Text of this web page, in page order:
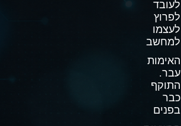
לעובד
לפרוץ
לעצמו
למחשב
האימות
עבר.
התוקף
כבר
בפנים